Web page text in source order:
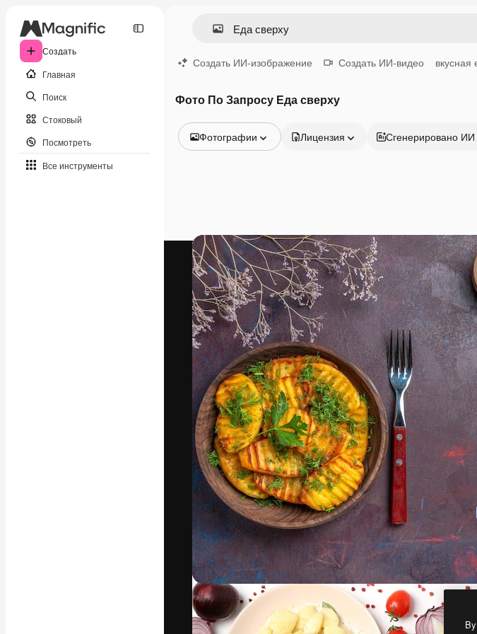
Создать
Главная
Поиск
Стоковый
Посмотреть
Все инструменты
Создать ИИ-изображение Создать ИИ-видео вкусная
Фото По Запросу Еда сверху
Фотографии
Видео
Видеоролик
Моушн-дизайн
Видеошаблоны
Иконки
3D-модели
Шрифты
Лицензия Сгенерировано ИИ
Креативная платформа для создания
ваших лучших работ. Более 1 миллиона
подписчиков среди креаторов,
предприятий, агентств и студий.
Pусский
Spaces
ИИ-
ИИ
на
Агенты
API
Все
Magnific